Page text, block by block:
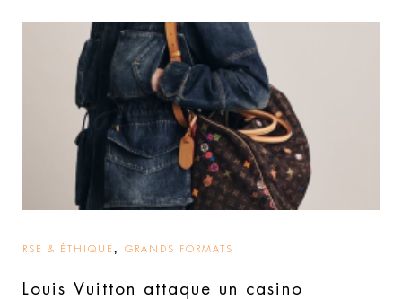
RSE & ÉTHIQUE , GRANDS FORMATS
Louis Vuitton attaque un casino